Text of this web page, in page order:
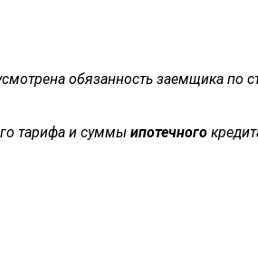
обязанность заемщика по
тарифа и суммыипотечного